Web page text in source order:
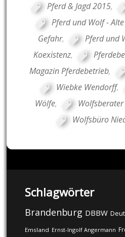
Pferd & Jagd 2015,
Pferd und Wolf -
Gefahr,
Pferd und
Koexistenz,
Magazin Pferdebetrieb,
Wiebke Wendorff,
Wölfe,
Wolfsbüro
Schlagwörter
Brandenburg DBBW
Emsland Ernst-Ingolf Angermann